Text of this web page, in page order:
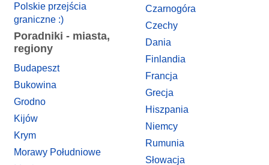
Polskie przejścia
graniczne :)
Poradniki - miasta,
regiony
Budapeszt
Bukowina
Grodno
Kijów
Krym
Morawy Południowe
Czarnogóra
Czechy
Dania
Finlandia
Francja
Grecja
Hiszpania
Niemcy
Rumunia
Słowacja